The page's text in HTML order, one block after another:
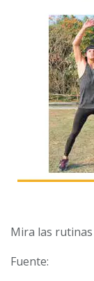
Mira las
Fuente: